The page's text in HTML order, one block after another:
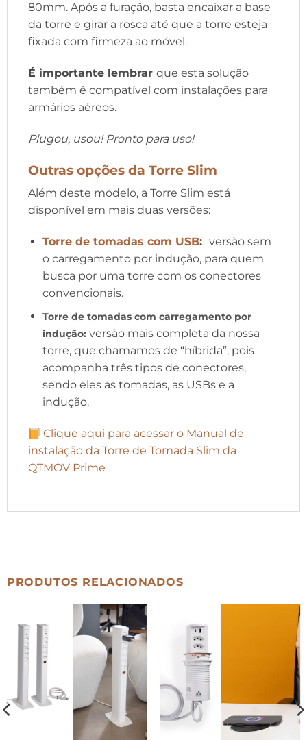
80mm. Após a furação, basta encaixar a base
da torre e girar a rosca até que a torre esteja
fixada com firmeza ao móvel.
É importante lembrar que esta solução
também é compatível com instalações para
armários aéreos.
Plugou, usou! Pronto para uso!
Outras opções da Torre Slim
Além deste modelo, a Torre Slim está
disponível em mais duas versões:
Torre de tomadas com USB: versão sem
o carregamento por indução, para quem
busca por uma torre com os conectores
convencionais.
Torre de tomadas com carregamento por
indução: versão mais completa da nossa
torre, que chamamos de “híbrida”, pois
acompanha três tipos de conectores,
sendo eles as tomadas, as USBs e a
indução.
Clique aqui para acessar o Manual de
instalação da Torre de Tomada Slim da
QTMOV Prime
PRODUTOS RELACIONADOS